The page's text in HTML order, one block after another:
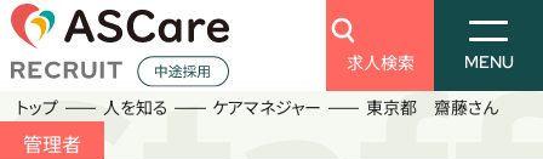
求人検索 MENU
仕事を知る
Business
働く環境を知る
ラン
会社を知る
セージ
の想い
アスケア
新着情報
Information
求人検索
Search
人を知る
トップ 人を知る ケアマネジャー 東京都 齋藤さん
管理者